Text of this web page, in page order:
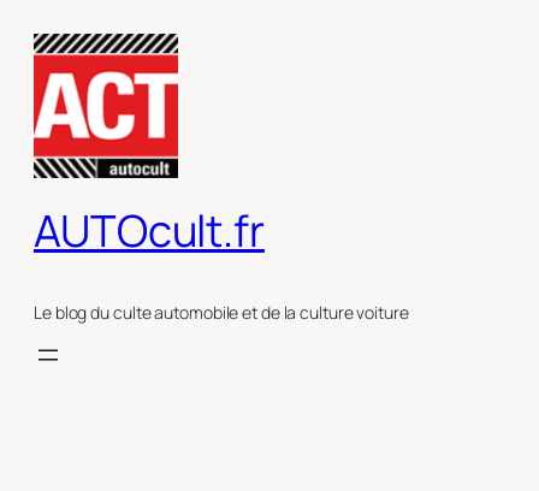
contenu
AUTOcult.fr
Le blog du culte automobile et de la culture voiture